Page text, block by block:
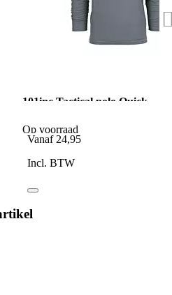
101inc Tactical polo Quick
Op voorraad
Vanaf 24,95
Incl. BTW